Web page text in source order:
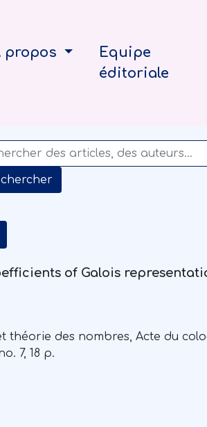
propos
Equipe
éditoriale
of Galois
théorie des nombres, Acte du
7, 18 p.